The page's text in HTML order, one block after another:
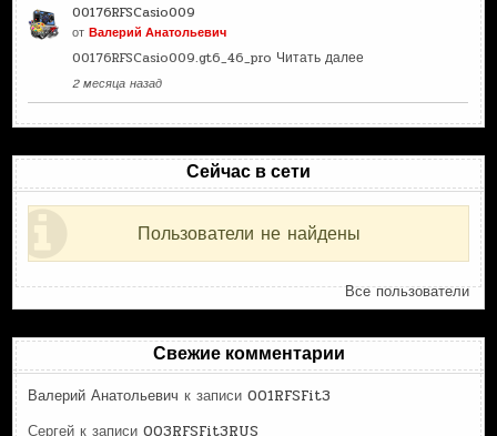
00176RFSCasio009
отВалерий Анатольевич
00176RFSCasio009.gt6_46_pro Читать далее
2 месяца назад
Сейчас в сети
Пользователи не найдены
Все пользователи
Свежие комментарии
Валерий Анатольевич к записи001RFSFit3
Сергей к записи003RFSFit3RUS